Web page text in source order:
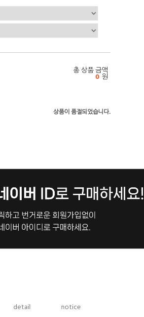
총 상품 금액
0 원
상품이 품절되었습니다.
detail notice